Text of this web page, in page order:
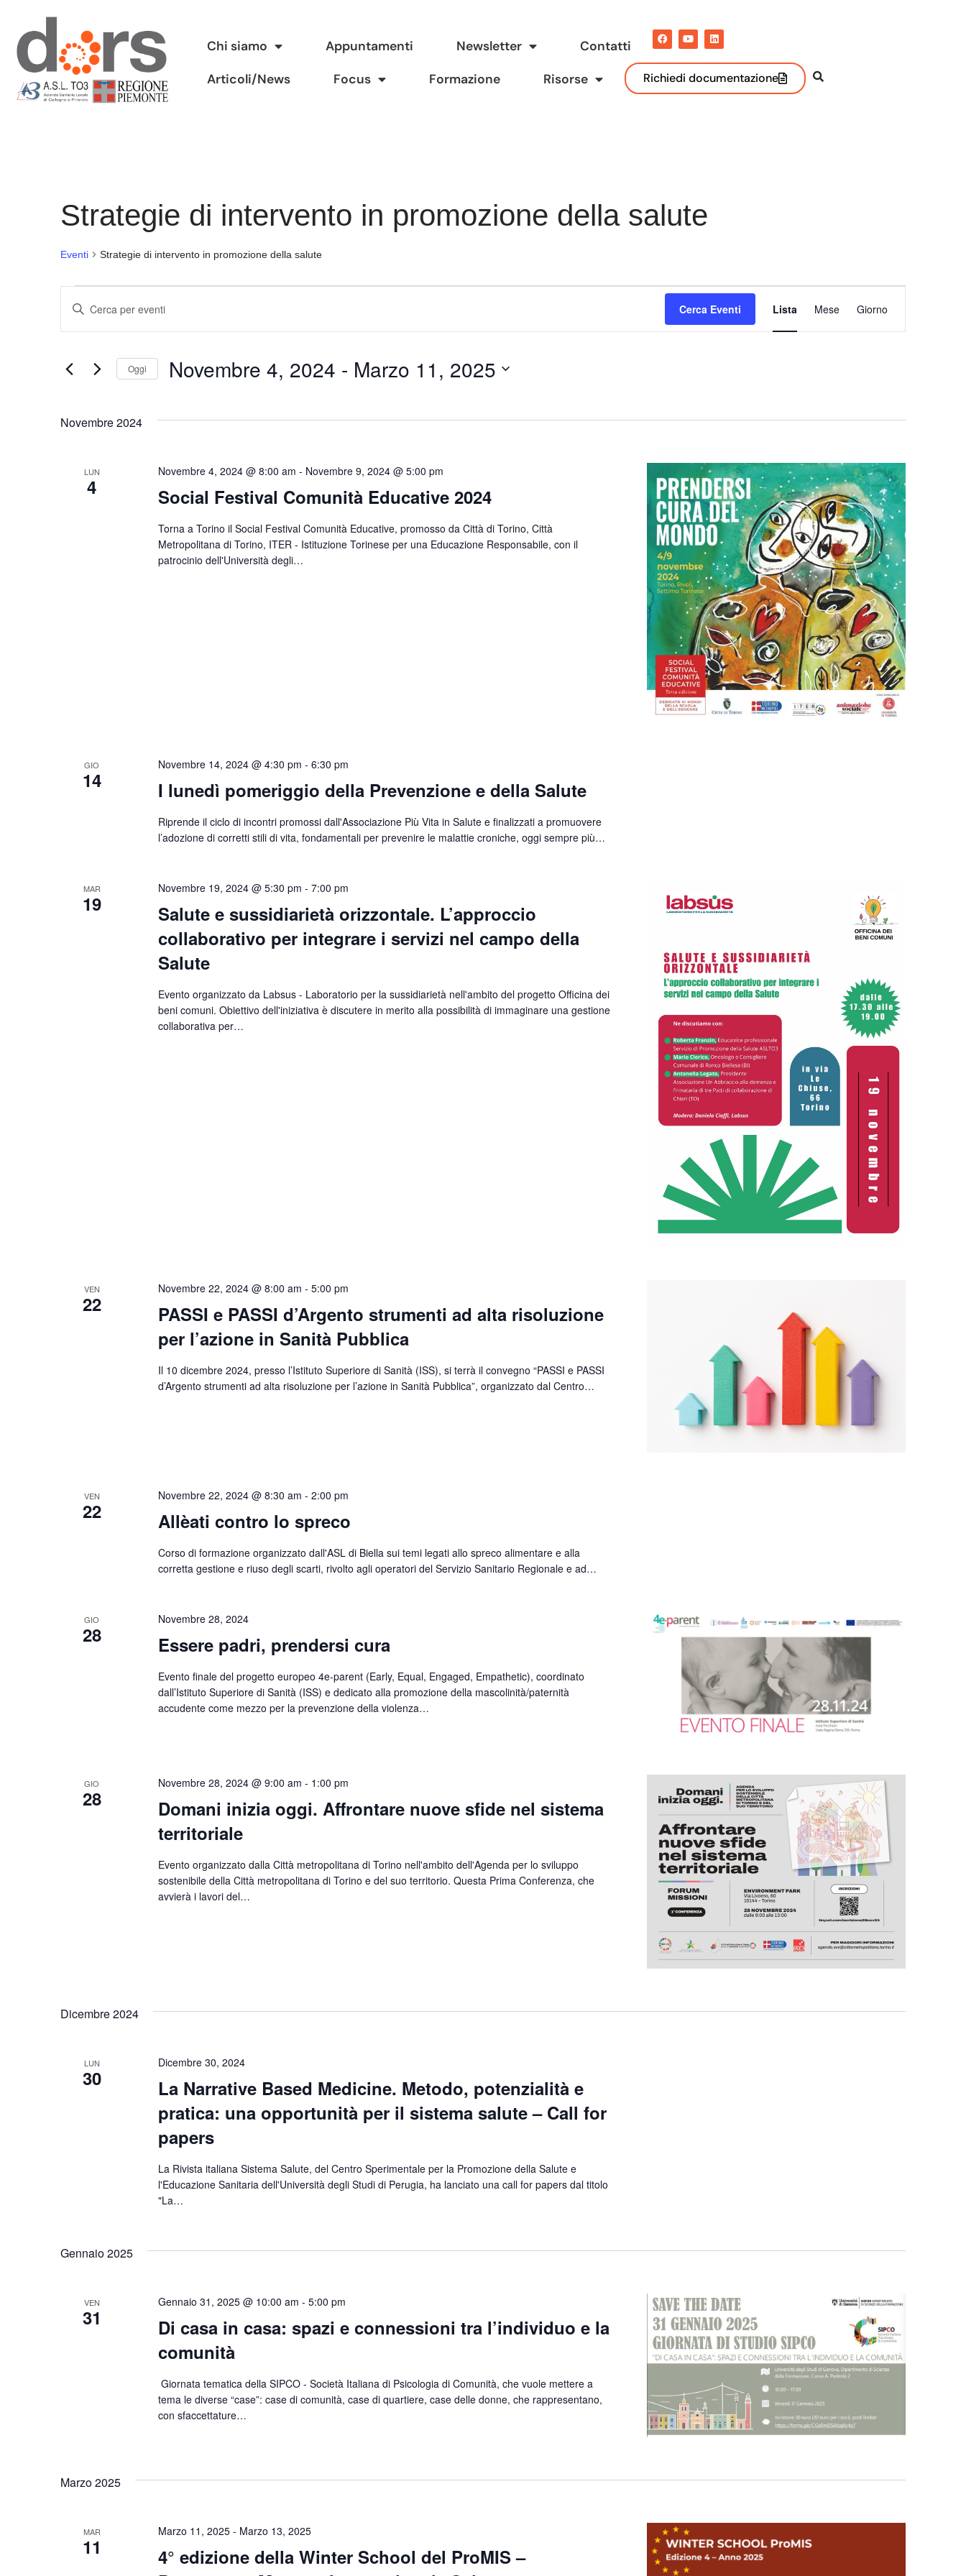
Vai
al
contenuto
Chi siamo Appuntamenti Newsletter Contatti
Articoli/News Focus Formazione Risorse Richiedi documentazione
Strategie di intervento in promozione della salute
Eventi Strategie di intervento in promozione della salute
Eventi
Ricerca
viste
Inserisci
Cerca
Parola
Cerca Eventi
Evento
Viste
Lista Mese Giorno
Oggi Novembre 4, 2024 - Marzo 11, 2025
Novembre 2024
LUN
4 Social Festival Comunità Educative 2024
Novembre 4, 2024 @ 8:00 am - Novembre 9, 2024 @ 5:00 pm
Torna a Torino il Social Festival Comunità Educative, promosso da Città di Torino, Città
Metropolitana di Torino, ITER - Istituzione Torinese per una Educazione Responsabile, con il
patrocinio dell'Università degli…
GIO
14 I lunedì pomeriggio della Prevenzione e della Salute
Novembre 14, 2024 @ 4:30 pm - 6:30 pm
Riprende il ciclo di incontri promossi dall'Associazione Più Vita in Salute e finalizzati a promuovere
l’adozione di corretti stili di vita, fondamentali per prevenire le malattie croniche, oggi sempre più…
MAR
19
Salute e sussidiarietà orizzontale. L’approccio
collaborativo per integrare i servizi nel campo della
Salute
Novembre 19, 2024 @ 5:30 pm - 7:00 pm
Evento organizzato da Labsus - Laboratorio per la sussidiarietà nell'ambito del progetto Officina dei
beni comuni. Obiettivo dell'iniziativa è discutere in merito alla possibilità di immaginare una gestione
collaborativa per…
VEN
22
PASSI e PASSI d’Argento strumenti ad alta risoluzione
per l’azione in Sanità Pubblica
Novembre 22, 2024 @ 8:00 am - 5:00 pm
Il 10 dicembre 2024, presso l’Istituto Superiore di Sanità (ISS), si terrà il convegno “PASSI e PASSI
d’Argento strumenti ad alta risoluzione per l’azione in Sanità Pubblica”, organizzato dal Centro…
VEN
22 Allèati contro lo spreco
Novembre 22, 2024 @ 8:30 am - 2:00 pm
Corso di formazione organizzato dall'ASL di Biella sui temi legati allo spreco alimentare e alla
corretta gestione e riuso degli scarti, rivolto agli operatori del Servizio Sanitario Regionale e ad…
GIO
28 Essere padri, prendersi cura
Novembre 28, 2024
Evento finale del progetto europeo 4e-parent (Early, Equal, Engaged, Empathetic), coordinato
dall’Istituto Superiore di Sanità (ISS) e dedicato alla promozione della mascolinità/paternità
accudente come mezzo per la prevenzione della violenza…
GIO
28
Domani inizia oggi. Affrontare nuove sfide nel sistema
territoriale
Novembre 28, 2024 @ 9:00 am - 1:00 pm
Evento organizzato dalla Città metropolitana di Torino nell'ambito dell'Agenda per lo sviluppo
sostenibile della Città metropolitana di Torino e del suo territorio. Questa Prima Conferenza, che
avvierà i lavori del…
Dicembre 2024
LUN
30
La Narrative Based Medicine. Metodo, potenzialità e
pratica: una opportunità per il sistema salute – Call for
papers
Dicembre 30, 2024
La Rivista italiana Sistema Salute, del Centro Sperimentale per la Promozione della Salute e
l'Educazione Sanitaria dell'Università degli Studi di Perugia, ha lanciato una call for papers dal titolo
"La…
Gennaio 2025
VEN
31
Di casa in casa: spazi e connessioni tra l’individuo e la
comunità
Gennaio 31, 2025 @ 10:00 am - 5:00 pm
Giornata tematica della SIPCO - Società Italiana di Psicologia di Comunità, che vuole mettere a
tema le diverse “case”: case di comunità, case di quartiere, case delle donne, che rappresentano,
con sfaccettature…
Marzo 2025
MAR
11
4° edizione della Winter School del ProMIS –
Marzo 11, 2025- Marzo 13, 2025